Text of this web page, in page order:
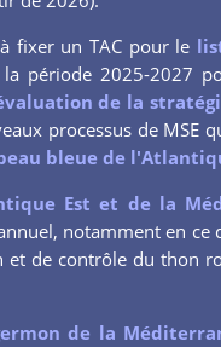
fixer un TAC pour le
période 2025-2027
de la
processus de MSE
bleue de
Est et de la
notamment en ce
et de contrôle du thon
de la